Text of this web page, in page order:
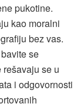
pukotine.
kao moralni
bez vas.
se
se u
i odgovornosti